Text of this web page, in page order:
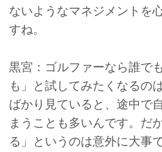
ないようなマネジメントを
すね。
黒宮：ゴルファーなら誰で
も」と試してみたくなるの
ばかり見ていると、途中で
まうことも多いんです。だ
る」というのは意外に大事